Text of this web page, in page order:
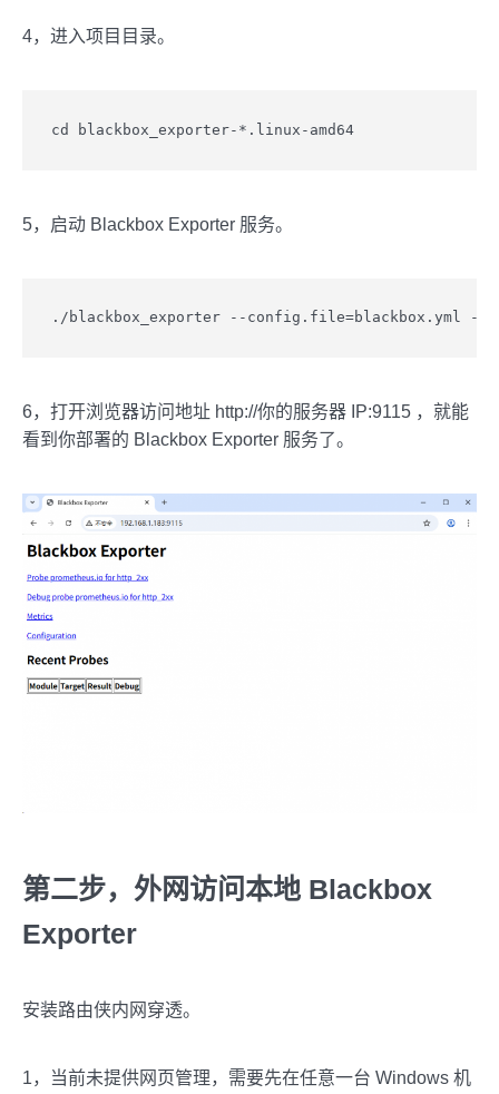
4，进入项目目录。
cd blackbox_exporter-*.linux-amd64
5，启动 Blackbox Exporter 服务。
./blackbox_exporter --config.file=blackbox.yml --
6，打开浏览器访问地址 http://你的服务器 IP:9115 ，就能
看到你部署的 Blackbox Exporter 服务了。
第二步，外网访问本地 Blackbox
Exporter
安装路由侠内网穿透。
1，当前未提供网页管理，需要先在任意一台 Windows 机